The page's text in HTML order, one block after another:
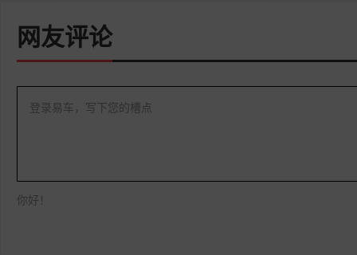
网友评论
登录易车，写下您的槽点
你好！